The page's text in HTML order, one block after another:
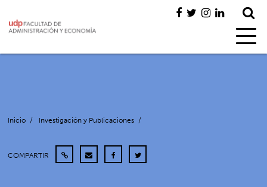
Inicio / Investigación y Publicaciones /
COMPARTIR